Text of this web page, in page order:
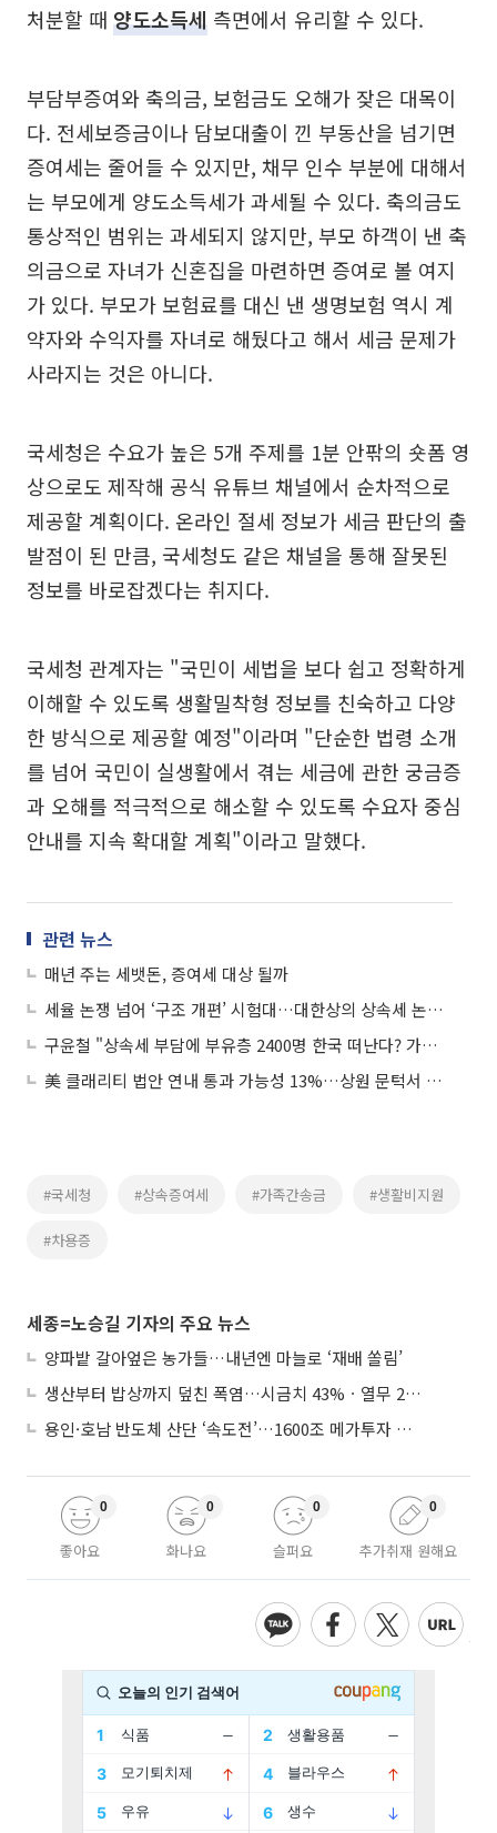
처분할 때 양도소득세 측면에서 유리할 수 있다.
부담부증여와 축의금, 보험금도 오해가 잦은 대목이
다. 전세보증금이나 담보대출이 낀 부동산을 넘기면
증여세는 줄어들 수 있지만, 채무 인수 부분에 대해서
는 부모에게 양도소득세가 과세될 수 있다. 축의금도
통상적인 범위는 과세되지 않지만, 부모 하객이 낸 축
의금으로 자녀가 신혼집을 마련하면 증여로 볼 여지
가 있다. 부모가 보험료를 대신 낸 생명보험 역시 계
약자와 수익자를 자녀로 해뒀다고 해서 세금 문제가
사라지는 것은 아니다.
국세청은 수요가 높은 5개 주제를 1분 안팎의 숏폼 영
상으로도 제작해 공식 유튜브 채널에서 순차적으로
제공할 계획이다. 온라인 절세 정보가 세금 판단의 출
발점이 된 만큼, 국세청도 같은 채널을 통해 잘못된
정보를 바로잡겠다는 취지다.
국세청 관계자는 "국민이 세법을 보다 쉽고 정확하게
이해할 수 있도록 생활밀착형 정보를 친숙하고 다양
한 방식으로 제공할 예정"이라며 "단순한 법령 소개
를 넘어 국민이 실생활에서 겪는 세금에 관한 궁금증
과 오해를 적극적으로 해소할 수 있도록 수요자 중심
안내를 지속 확대할 계획"이라고 말했다.
관련 뉴스
매년 주는 세뱃돈, 증여세 대상 될까
세율 논쟁 넘어 ‘구조 개편’ 시험대…대한상의 상속세 논란이 남긴 과제
구윤철 "상속세 부담에 부유층 2400명 한국 떠난다? 가짜뉴스"
美 클래리티 법안 연내 통과 가능성 13%…상원 문턱서 제동
#국세청 #상속증여세 #가족간송금 #생활비지원
#차용증
세종=노승길 기자의 주요 뉴스
양파밭 갈아엎은 농가들…내년엔 마늘로 ‘재배 쏠림’
생산부터 밥상까지 덮친 폭염…시금치 43%ㆍ열무 28% 급등
용인·호남 반도체 산단 ‘속도전’…1600조 메가투자 이행 총력
좋아요
0
화나요
0
슬퍼요
0
추가취재 원해요
0